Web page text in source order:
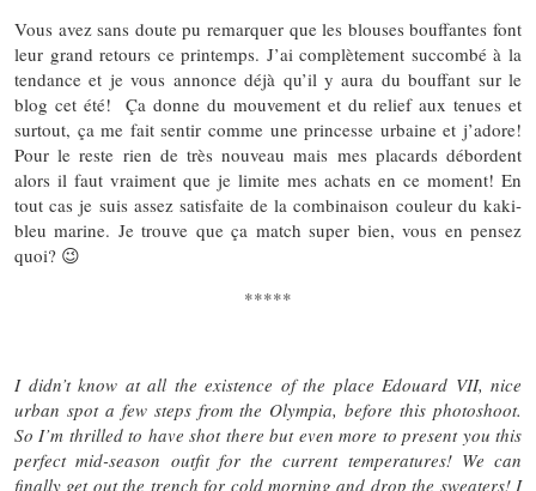
Vous avez sans doute pu remarquer que les blouses bouffantes font
leur grand retours ce printemps. J’ai complètement succombé à la
tendance et je vous annonce déjà qu’il y aura du bouffant sur le
blog cet été! Ça donne du mouvement et du relief aux tenues et
surtout, ça me fait sentir comme une princesse urbaine et j’adore!
Pour le reste rien de très nouveau mais mes placards débordent
alors il faut vraiment que je limite mes achats en ce moment! En
tout cas je suis assez satisfaite de la combinaison couleur du kaki-
bleu marine. Je trouve que ça match super bien, vous en pensez
quoi? 😉
*****
I didn’t know at all the existence of the place Edouard VII, nice
urban spot a few steps from the Olympia, before this photoshoot.
So I’m thrilled to have shot there but even more to present you this
perfect mid-season outfit for the current temperatures! We can
finally get out the trench for cold morning and drop the sweaters! I